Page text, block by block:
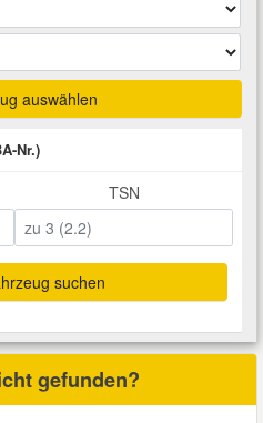
auswählen
Nr.)
TSN
suchen
gefunden?